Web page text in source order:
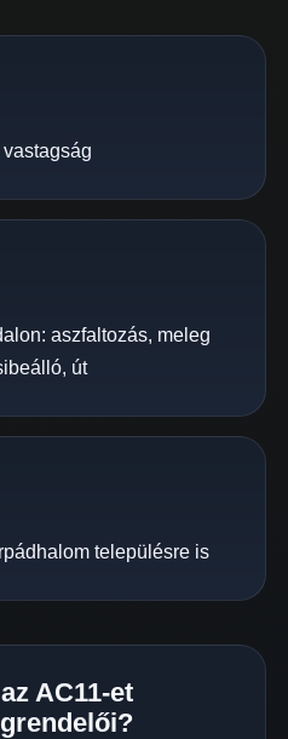
aszfaltozás, meleg
út
településre is
AC11-et